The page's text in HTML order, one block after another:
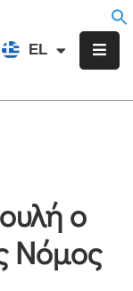
EL
FR
o
Νόμος